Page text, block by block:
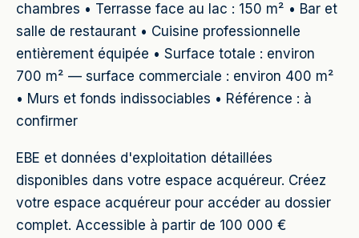
chambres • Terrasse face au lac : 150 m² • Bar et
salle de restaurant • Cuisine professionnelle
entièrement équipée • Surface totale : environ
700 m² — surface commerciale : environ 400 m²
• Murs et fonds indissociables • Référence : à
confirmer
EBE et données d'exploitation détaillées
disponibles dans votre espace acquéreur. Créez
votre espace acquéreur pour accéder au dossier
complet. Accessible à partir de 100 000 €